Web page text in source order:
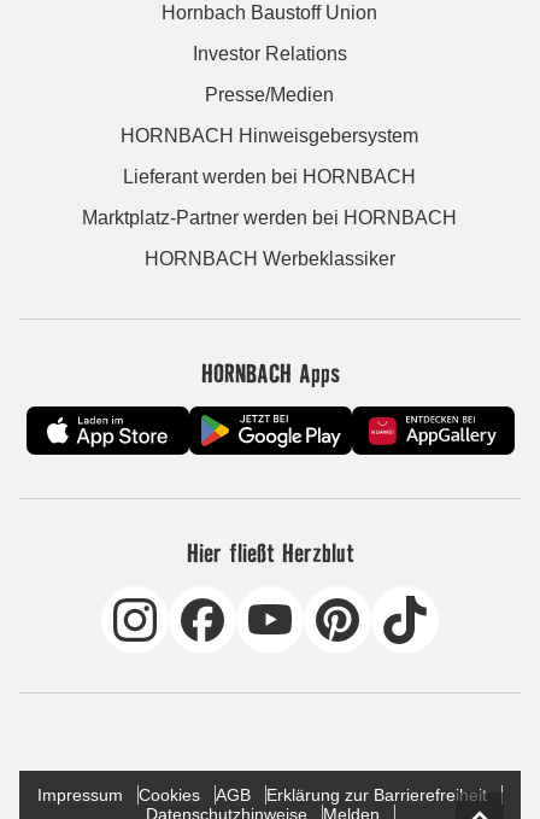
Hornbach Baustoff Union
Investor Relations
Presse/Medien
HORNBACH Hinweisgebersystem
Lieferant werden bei HORNBACH
Marktplatz-Partner werden bei HORNBACH
HORNBACH Werbeklassiker
HORNBACH Apps
Hier fließt Herzblut
Impressum Cookies AGB
Erklärung zur Barrierefreiheit
Datenschutzhinweise
Melden